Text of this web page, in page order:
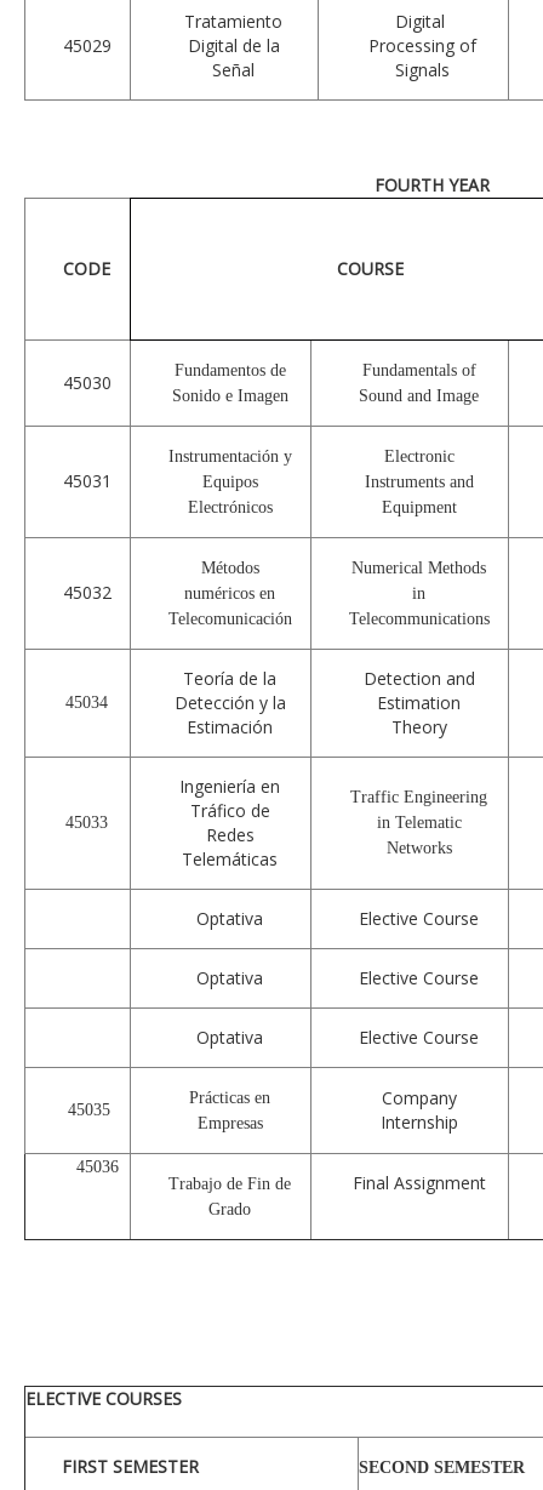
45029
Tratamiento
Digital de la
Señal
Digital
Processing of
Signals
CODE COURSE
45030
Fundamentos de
Sonido e Imagen
Fundamentals of
Sound and Image
45031
Instrumentación y
Equipos
Electrónicos
Electronic
Instruments and
Equipment
45032
Métodos
numéricos en
Telecomunicación
Numerical Methods
in
Telecommunications
45034
Teoría de la
Detección y la
Estimación
Detection and
Estimation
Theory
45033
Ingeniería en
Tráfico de
Redes
Telemáticas
Traffic Engineering
in Telematic
Networks
Optativa Elective Course
Optativa Elective Course
Optativa Elective Course
45035
Prácticas en
Empresas
Company
Internship
45036
Trabajo de Fin de
Grado
Final Assignment
FOURTH YEAR
ELECTIVE COURSES
FIRST SEMESTER SECOND SEMESTER